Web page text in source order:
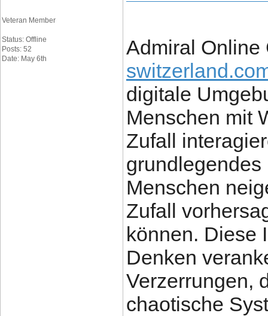
Veteran Member
Status: Offline
Posts: 52
Date: May 6th
Admiral
digitale
Menschen mit
Zufall
Menschen
Zufall
können. Diese
Denken
Verzerrungen,
chaotische